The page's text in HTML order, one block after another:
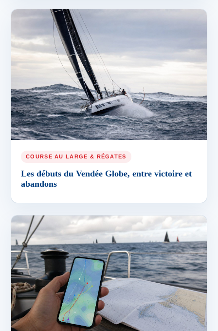
COURSE AU LARGE & RÉGATES
Les débuts du Vendée Globe, entre victoire et
abandons